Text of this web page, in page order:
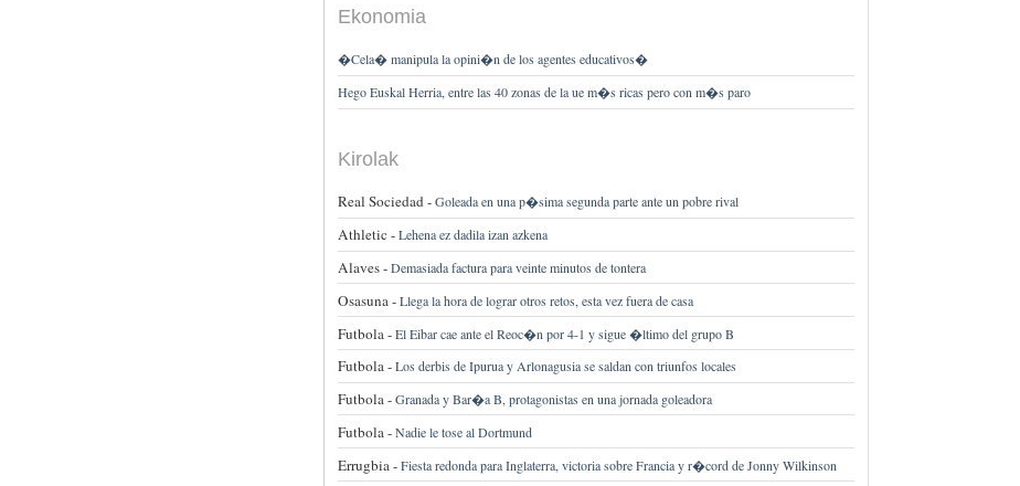
Ekonomia
�Cela� manipula la opini�n de los agentes educativos�
Hego Euskal Herria, entre las 40 zonas de la ue m�s ricas pero con m�s paro
Kirolak
Real Sociedad -Goleada en una p�sima segunda parte ante un pobre rival
Athletic -Lehena ez dadila izan azkena
Alaves -Demasiada factura para veinte minutos de tontera
Osasuna -Llega la hora de lograr otros retos, esta vez fuera de casa
Futbola -El Eibar cae ante el Reoc�n por 4-1 y sigue �ltimo del grupo B
Futbola -Los derbis de Ipurua y Arlonagusia se saldan con triunfos locales
Futbola -Granada y Bar�a B, protagonistas en una jornada goleadora
Futbola -Nadie le tose al Dortmund
Errugbia -Fiesta redonda para Inglaterra, victoria sobre Francia y r�cord de Jonny Wilkinson